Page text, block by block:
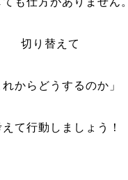
切り替えて
れからどうするのか」
えて行動しましょう！